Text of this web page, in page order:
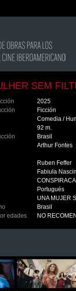
SEM
2025
Ficción
Comedia /
92 m.
Brasil
Arthur Fontes
Ruben Feffer
Fabiula
Portugués
UNA MUJER
Brasil
edades
NO